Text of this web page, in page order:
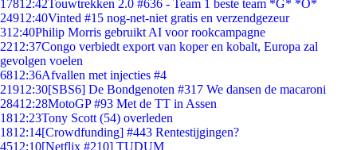
17812:42Touwtrekken 2.0 #636 - Team 1 beste team *G* *O*
24912:40Vinted #15 nog-net-niet gratis en verzendgezeur
312:40Philip Morris gebruikt AI voor rookcampagne
2212:37Congo verbiedt export van koper en kobalt, Europa zal
gevolgen voelen
6812:36Afvallen met injecties #4
21912:30[SBS6] De Bondgenoten #317 We dansen de macaroni
28412:28MotoGP #93 Met de TT in Assen
1812:23Tony Scott (54) overleden
1812:14[Crowdfunding] #443 Rentestijgingen?
4512:10[Netflix #210] TUDUM